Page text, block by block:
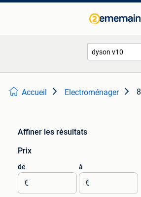
Accueil Electroménager
Affiner les résultats
Prix
de
€
à
€